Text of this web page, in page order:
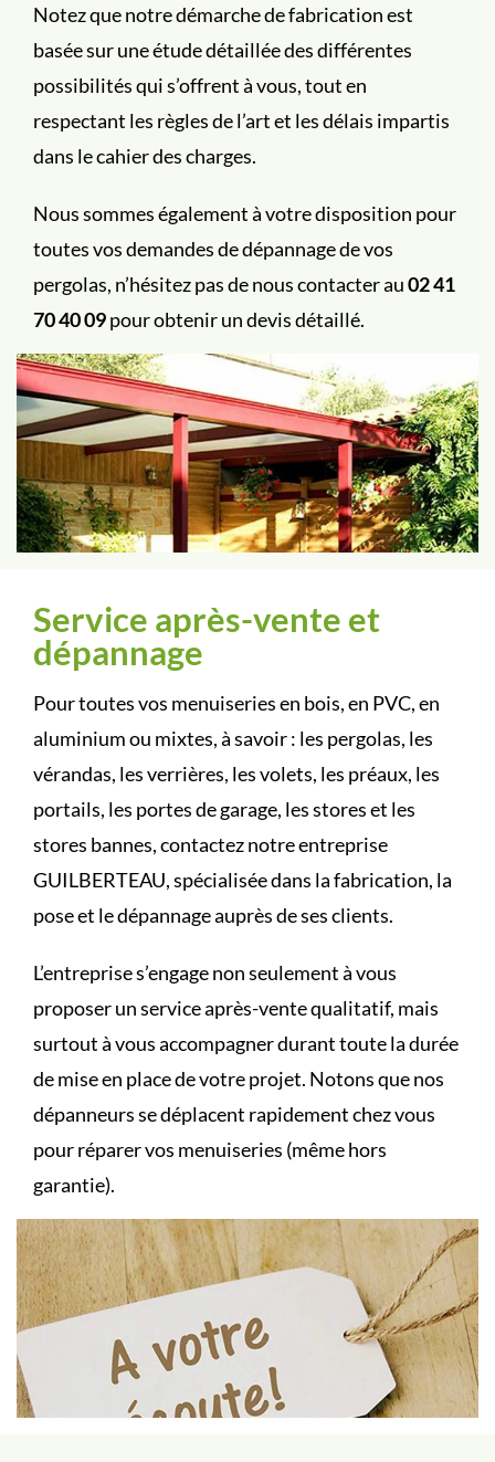
Notez que notre démarche de fabrication est
basée sur une étude détaillée des différentes
possibilités qui s’offrent à vous, tout en
respectant les règles de l’art et les délais impartis
dans le cahier des charges.
Nous sommes également à votre disposition pour
toutes vos demandes de dépannage de vos
pergolas, n’hésitez pas de nous contacter au02 41
70 40 09pour obtenir un devis détaillé.
Service après-vente et
dépannage
Pour toutes vos menuiseries en bois, en PVC, en
aluminium ou mixtes, à savoir : les pergolas, les
vérandas, les verrières, les volets, les préaux, les
portails, les portes de garage, les stores et les
stores bannes, contactez notre entreprise
GUILBERTEAU, spécialisée dans la fabrication, la
pose et le dépannage auprès de ses clients.
L’entreprise s’engage non seulement à vous
proposer un service après-vente qualitatif, mais
surtout à vous accompagner durant toute la durée
de mise en place de votre projet. Notons que nos
dépanneurs se déplacent rapidement chez vous
pour réparer vos menuiseries (même hors
garantie).